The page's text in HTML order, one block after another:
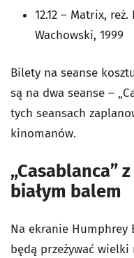
12.12 – Matrix,
Wachowski, 1999
Bilety na seanse
są na dwa seanse –
tych seansach
kinomanów.
„Casablanca”
białym balem
Na ekranie Humphrey
będą przeżywać